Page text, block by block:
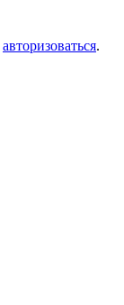
авторизоваться.